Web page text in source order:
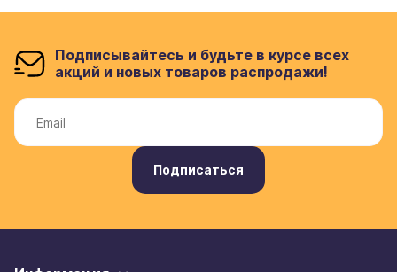
Подписывайтесь и будьте в курсе всех
акций и новых товаров распродажи!
Подписаться